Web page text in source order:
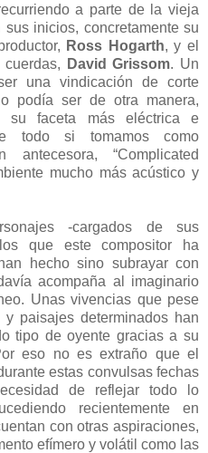
a parte de la vieja
inicios, concretamente su
Ross Hogarth, y el
David Grissom. Un
una vindicación de corte
podía ser de otra manera,
su faceta más eléctrica e
todo si tomamos como
antecesora, “Complicated
mucho más acústico y
-cargados de sus
que este compositor ha
hecho sino subrayar con
acompaña al imaginario
Unas vivencias que pese
paisajes determinados han
tipo de oyente gracias a su
eso no es extraño que el
estas convulsas fechas
de reflejar todo lo
recientemente en
con otras aspiraciones,
efímero y volátil como las